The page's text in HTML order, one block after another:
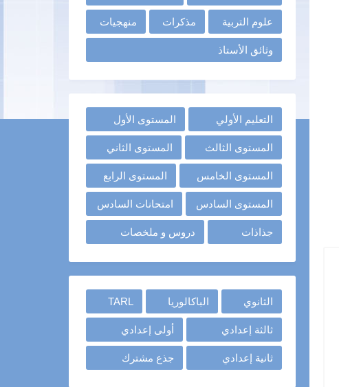
علوم التربية مذكرات منهجيات
وثائق الأستاذ
التعليم الأولي المستوى الأول
المستوى الثالث المستوى الثاني
المستوى الخامس المستوى الرابع
المستوى السادس امتحانات السادس
جذاذات دروس و ملخصات
الثانوي الباكالوريا TARL
ثالثة إعدادي أولى إعدادي
ثانية إعدادي جذع مشترك